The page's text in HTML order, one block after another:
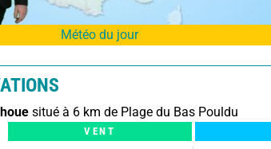
Météo du jour
situé à 6 km de Plage du Bas Pouldu
VENT